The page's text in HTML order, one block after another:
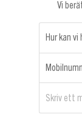
Vi
Hur kan vi
Skriv ett